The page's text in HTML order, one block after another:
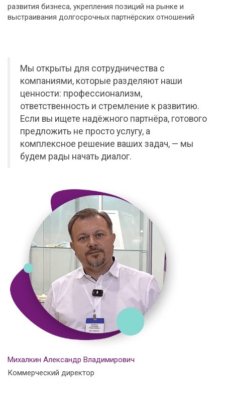
развития бизнеса, укрепления позиций на рынке и
выстраивания долгосрочных партнёрских отношений
Мы открыты для сотрудничества с
компаниями, которые разделяют наши
ценности: профессионализм,
ответственность и стремление к развитию.
Если вы ищете надёжного партнёра, готового
предложить не просто услугу, а
комплексное решение ваших задач, — мы
будем рады начать диалог.
Михалкин Александр Владимирович
Коммерческий директор